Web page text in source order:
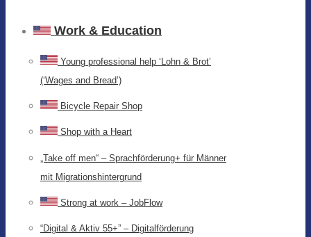
Work & Education
Young professional help ‘Lohn & Brot’
(‘Wages and Bread’)
Bicycle Repair Shop
Shop with a Heart
„Take off men“ – Sprachförderung+ für Männer
mit Migrationshintergrund
Strong at work – JobFlow
“Digital & Aktiv 55+” – Digitalförderung